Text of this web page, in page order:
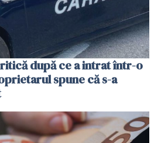
după ce a intrat într-o
spune că s-a